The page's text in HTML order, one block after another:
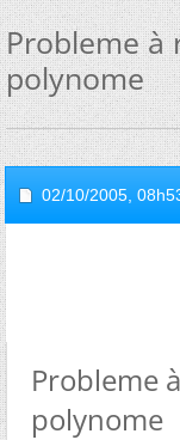
Probleme à
polynome
02/10/2005,
Probleme
polynome